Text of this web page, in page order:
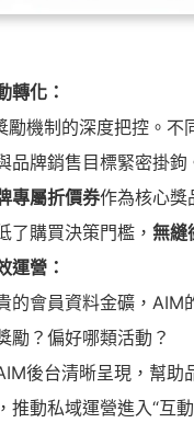
轉化：
勵機制的深度把控。
品牌銷售目標緊密掛鉤
專屬折價券作為核心獎
了購買決策門檻， 無縫
運營：
的會員資料金礦，AIM
勵？偏好哪類活動？
後台清晰呈現，幫
推動私域運營進入“互